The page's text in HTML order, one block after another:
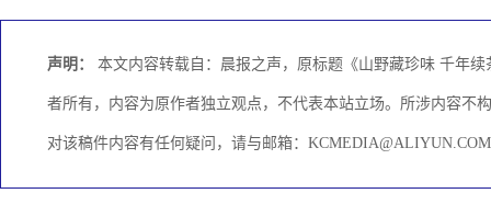
声明： 本文内容转载自：晨报之声，原标题《山野藏珍味 千年
者所有，内容为原作者独立观点，不代表本站立场。所涉内容不
对该稿件内容有任何疑问，请与邮箱：